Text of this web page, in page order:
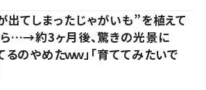
出てしまったじゃがいも”を植えて
…→約3ヶ月後、驚きの光景に
るのやめたｗｗ」「育ててみたいで